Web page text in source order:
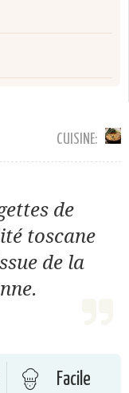
CUISINE:
de
toscane
de la
Facile